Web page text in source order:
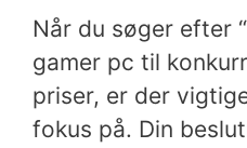
Når du søger efter
gamer pc til
priser, er der
fokus på. Din